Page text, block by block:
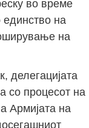
во време
единство на
на
делегацијата
со процесот на
Армијата на